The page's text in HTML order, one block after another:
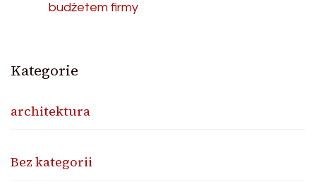
budżetem firmy
Kategorie
architektura
Bez kategorii